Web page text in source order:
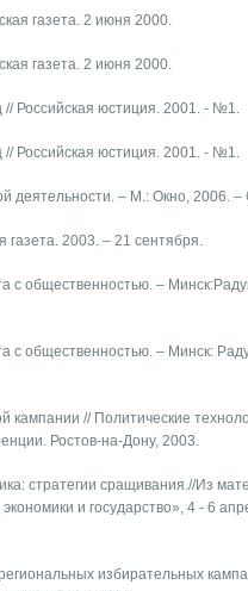
газета. 2 июня 2000.
газета. 2 июня 2000.
Российская юстиция. 2001. - №1.
Российская юстиция. 2001. - №1.
деятельности. – М.: Окно, 2006. –
газета. 2003. – 21 сентября.
с общественностью. –
с общественностью. – Минск:
кампании // Политические
Ростов-на-Дону, 2003.
стратегии сращивания.//Из
и государство», 4 - 6
избирательных